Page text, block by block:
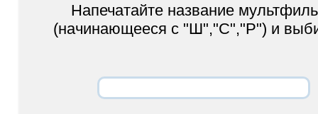
Напечатайте название
(начинающееся с "Ш","С","Р") и